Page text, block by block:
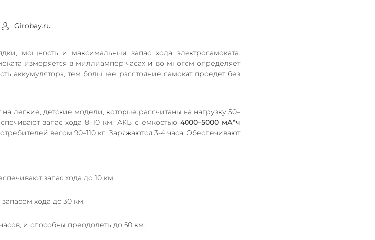
Girobay.ru
мощность и максимальный запас хода электросамоката.
измеряется в миллиампер-часах и во многом определяет
аккумулятора, тем большее расстояние самокат проедет без
на легкие, детские модели, которые рассчитаны на нагрузку 50–
запас хода 8–10 км. АКБ с емкостью 4000–5000 мА*ч
весом 90–110 кг. Заряжаются 3-4 часа. Обеспечивают
запас хода до 10 км.
хода до 30 км.
и способны преодолеть до 60 км.